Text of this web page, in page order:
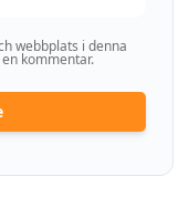
webbplats i denna
kommentar.